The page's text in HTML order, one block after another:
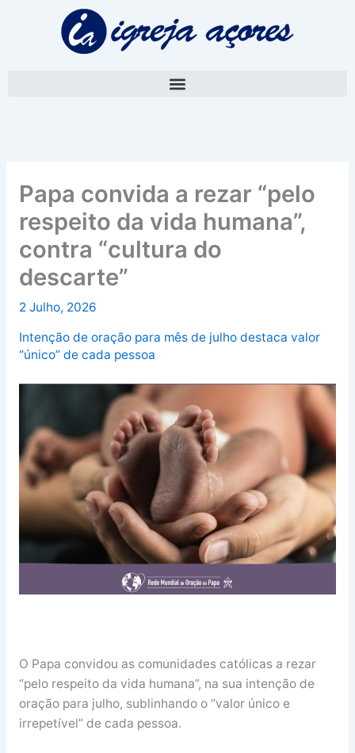
Papa convida a rezar “pelo
respeito da vida humana”,
contra “cultura do
descarte”
2 Julho, 2026
Intenção de oração para mês de julho destaca valor
“único” de cada pessoa
O Papa convidou as comunidades católicas a rezar
“pelo respeito da vida humana”, na sua intenção de
oração para julho, sublinhando o “valor único e
irrepetível” de cada pessoa.